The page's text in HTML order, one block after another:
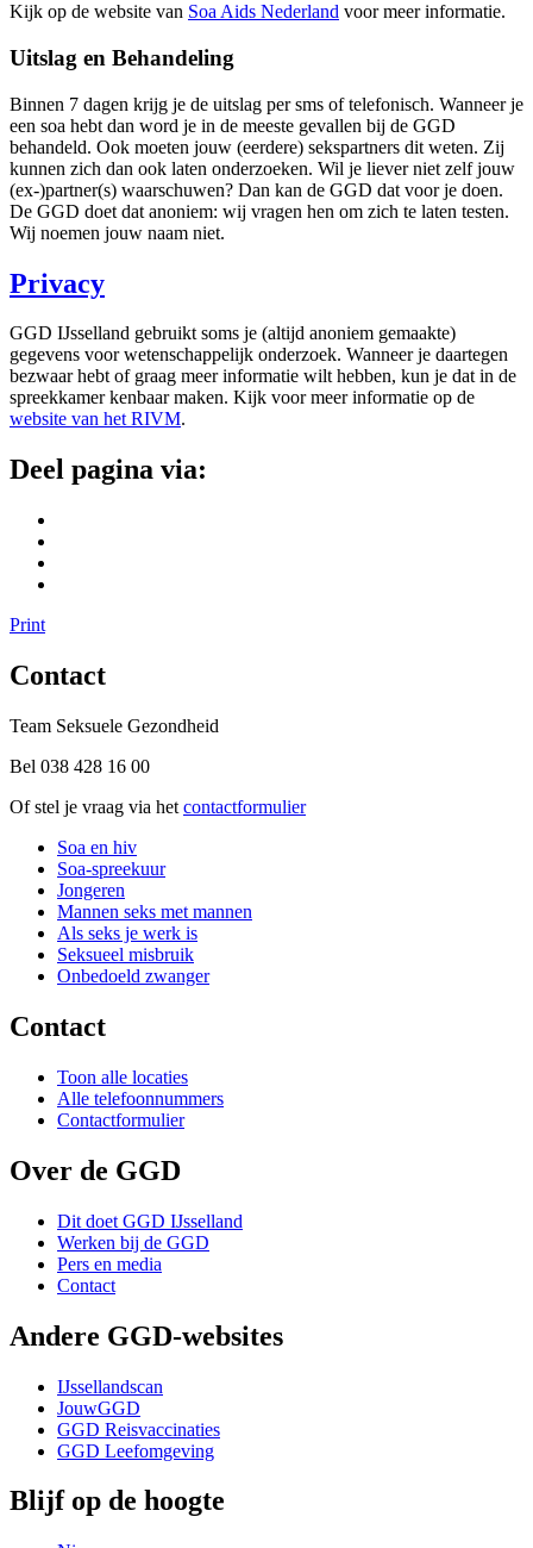
Kijk op de website van Soa Aids Nederland voor meer informatie.
Uitslag en Behandeling
Binnen 7 dagen krijg je de uitslag per sms of telefonisch. Wanneer je
een soa hebt dan word je in de meeste gevallen bij de GGD
behandeld. Ook moeten jouw (eerdere) sekspartners dit weten. Zij
kunnen zich dan ook laten onderzoeken. Wil je liever niet zelf jouw
(ex-)partner(s) waarschuwen? Dan kan de GGD dat voor je doen.
De GGD doet dat anoniem: wij vragen hen om zich te laten testen.
Wij noemen jouw naam niet.
Privacy
GGD IJsselland gebruikt soms je (altijd anoniem gemaakte)
gegevens voor wetenschappelijk onderzoek. Wanneer je daartegen
bezwaar hebt of graag meer informatie wilt hebben, kun je dat in de
spreekkamer kenbaar maken. Kijk voor meer informatie op de
website van het RIVM.
Deel pagina via:
Print
Contact
Team Seksuele Gezondheid
Bel 038 428 16 00
Of stel je vraag via het contactformulier
Soa en hiv
Soa-spreekuur
Jongeren
Mannen seks met mannen
Als seks je werk is
Seksueel misbruik
Onbedoeld zwanger
Contact
Toon alle locaties
Alle telefoonnummers
Contactformulier
Over de GGD
Dit doet GGD IJsselland
Werken bij de GGD
Pers en media
Contact
Andere GGD-websites
IJssellandscan
JouwGGD
GGD Reisvaccinaties
GGD Leefomgeving
Blijf op de hoogte